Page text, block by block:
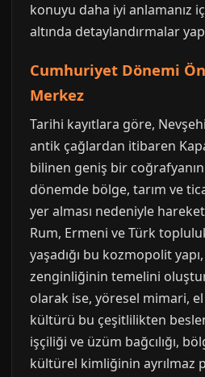
konuyu daha iyi anlamanız
altında detaylandırmalar
Cumhuriyet Dönemi
Merkez
Tarihi kayıtlara göre,
antik çağlardan itibaren
bilinen geniş bir coğrafyanın
dönemde bölge, tarım ve
yer alması nedeniyle
Rum, Ermeni ve Türk
yaşadığı bu kozmopolit
zenginliğinin temelini
olarak ise, yöresel mimari,
kültürü bu çeşitlilikten
işçiliği ve üzüm bağcılığı,
kültürel kimliğinin ayrılmaz